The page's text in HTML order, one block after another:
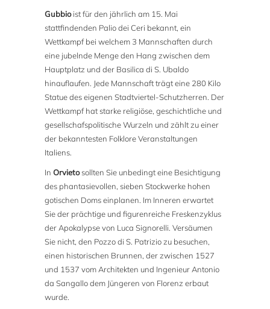
Gubbioist für den jährlich am 15. Mai
stattfindenden Palio dei Ceri bekannt, ein
Wettkampf bei welchem 3 Mannschaften durch
eine jubelnde Menge den Hang zwischen dem
Hauptplatz und der Basilica di S. Ubaldo
hinauflaufen. Jede Mannschaft trägt eine 280 Kilo
Statue des eigenen Stadtviertel-Schutzherren. Der
Wettkampf hat starke religiöse, geschichtliche und
gesellschafspolitische Wurzeln und zählt zu einer
der bekanntesten Folklore Veranstaltungen
Italiens.
InOrvietosollten Sie unbedingt eine Besichtigung
des phantasievollen, sieben Stockwerke hohen
gotischen Doms einplanen. Im Inneren erwartet
Sie der prächtige und figurenreiche Freskenzyklus
der Apokalypse von Luca Signorelli. Versäumen
Sie nicht, den Pozzo di S. Patrizio zu besuchen,
einen historischen Brunnen, der zwischen 1527
und 1537 vom Architekten und Ingenieur Antonio
da Sangallo dem Jüngeren von Florenz erbaut
wurde.